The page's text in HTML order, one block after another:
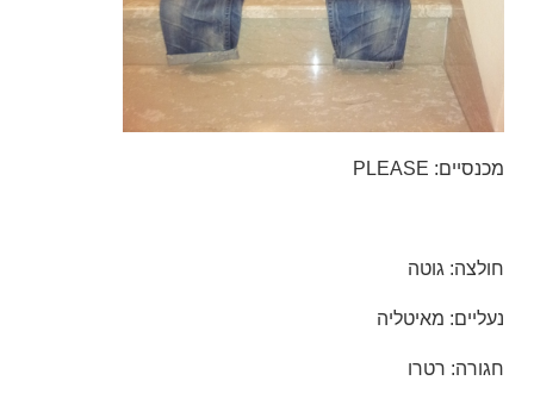
מכנסיים: PLEASE
חולצה: גוטה
נעליים: מאיטליה
חגורה: רטרו